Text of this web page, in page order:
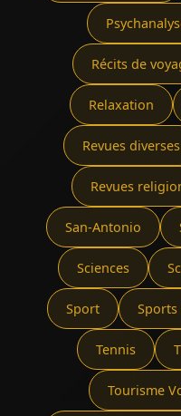
Récits de
Relaxation
Revues diverses
Revues
San-Antonio
Sciences
Sport
Tennis
Tourisme